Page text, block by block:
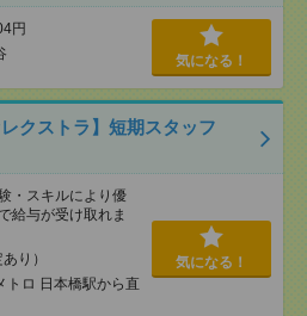
円
気になる！
クストラ】短期スタッフ
スキルにより優
給与が受け取れま
り）
ロ 日本橋駅から直
気になる！